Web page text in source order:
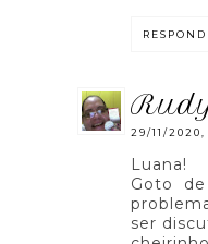
29/11/2020,
Luana!
Goto
ser